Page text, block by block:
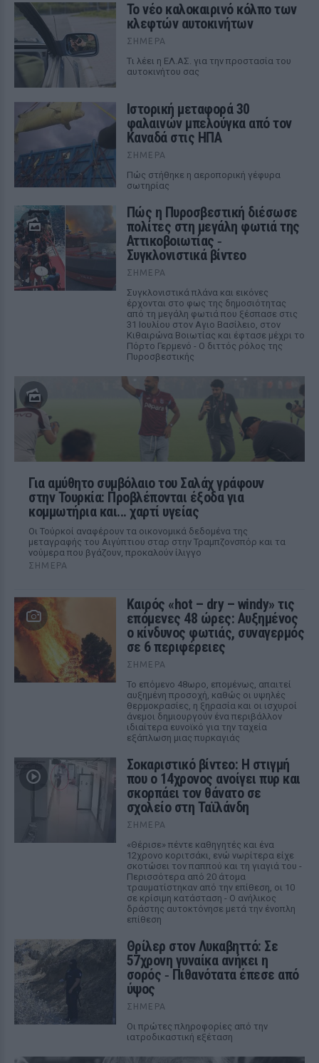
Το νέο καλοκαιρινό κόλπο των
κλεφτών αυτοκινήτων
ΣΉΜΕΡΑ
Tι λέει η ΕΛ.ΑΣ. για την προστασία του
αυτοκινήτου σας
Ιστορική μεταφορά 30
φαλαινών μπελούγκα από τον
Καναδά στις ΗΠΑ
ΣΉΜΕΡΑ
Πώς στήθηκε η αεροπορική γέφυρα
σωτηρίας
Πώς η Πυροσβεστική διέσωσε
πολίτες στη μεγάλη φωτιά της
Αττικοβοιωτίας ‑
Συγκλονιστικά βίντεο
ΣΉΜΕΡΑ
Συγκλονιστικά πλάνα και εικόνες
έρχονται στο φως της δημοσιότητας
από τη μεγάλη φωτιά που ξέσπασε στις
31 Ιουλίου στον Αγιο Βασίλειο, στον
Κιθαιρώνα Βοιωτίας και έφτασε μέχρι το
Πόρτο Γερμενό - Ο διττός ρόλος της
Πυροσβεστικής
Για αμύθητο συμβόλαιο του Σαλάχ γράφουν
στην Τουρκία: Προβλέπονται έξοδα για
κομμωτήρια και... χαρτί υγείας
Οι Τούρκοί αναφέρουν τα οικονομικά δεδομένα της
μεταγραφής του Αιγύπτιου σταρ στην Τραμπζονσπόρ και τα
νούμερα που βγάζουν, προκαλούν ίλιγγο
ΣΉΜΕΡΑ
Καιρός «hot – dry – windy» τις
επόμενες 48 ώρες: Αυξημένος
ο κίνδυνος φωτιάς, συναγερμός
σε 6 περιφέρειες
ΣΉΜΕΡΑ
Το επόμενο 48ωρο, επομένως, απαιτεί
αυξημένη προσοχή, καθώς οι υψηλές
θερμοκρασίες, η ξηρασία και οι ισχυροί
άνεμοι δημιουργούν ένα περιβάλλον
ιδιαίτερα ευνοϊκό για την ταχεία
εξάπλωση μιας πυρκαγιάς
Σοκαριστικό βίντεο: Η στιγμή
που ο 14χρονος ανοίγει πυρ και
σκορπάει τον θάνατο σε
σχολείο στη Ταϊλάνδη
ΣΉΜΕΡΑ
«Θέρισε» πέντε καθηγητές και ένα
12χρονο κοριτσάκι, ενώ νωρίτερα είχε
σκοτώσει τον παππού και τη γιαγιά του -
Περισσότερα από 20 άτομα
τραυματίστηκαν από την επίθεση, οι 10
σε κρίσιμη κατάσταση - Ο ανήλικος
δράστης αυτοκτόνησε μετά την ένοπλη
επίθεση
Θρίλερ στον Λυκαβηττό: Σε
57χρονη γυναίκα ανήκει η
σορός ‑ Πιθανότατα έπεσε από
ύψος
ΣΉΜΕΡΑ
Οι πρώτες πληροφορίες από την
ιατροδικαστική εξέταση